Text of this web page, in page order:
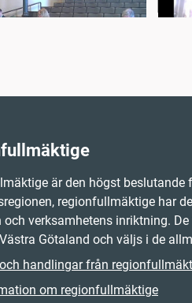
är den högst beslutande
regionfullmäktige har
och verksamhetens inriktning.
Götaland och väljs i de
handlingar från
om regionfullmäktige